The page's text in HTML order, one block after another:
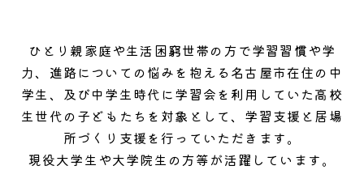
ひとり親家庭や生活困窮世帯の方で学習習慣や学
力、進路についての悩みを抱える名古屋市在住の中
学生、及び中学生時代に学習会を利用していた高校
生世代の子どもたちを対象として、学習支援と居場
所づくり支援を行っていただきます。
現役大学生や大学院生の方等が活躍しています。